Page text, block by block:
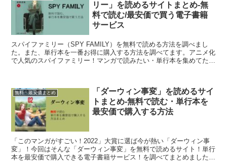
リー」を読めるサイトまとめ-無
料で読む/最安価で買う電子書籍
サービス
スパイファミリー（SPY FAMILY）を無料で読める方法を調べまし
た。また、単行本を一番お得に購入する方法を調べてます。アニメ化
で人気のスパイファミリー！マンガで読みたい・単行本を集めてたい
無料・最安価まとめ
「ダーウィン事変」を読めるサイ
トまとめ-無料で読む・単行本を
最安価で購入する方法
「このマンガがすごい！2022」大賞に選ば今が熱い「ダーウィン事
変」！今回はそんな「ダーウィン事変」を無料で読めるサイト！単行
本を最安価で購入できる電子書籍サービス！を調べてまとめました。